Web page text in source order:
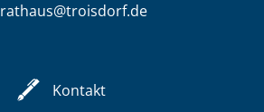
rathaus@troisdorf.de
Kontakt